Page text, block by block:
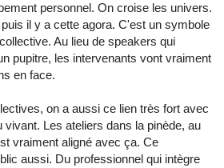
personnel. On croise les univers.
il y a cette agora. C'est un symbole
Au lieu de speakers qui
pupitre, les intervenants vont vraiment
en face.
on a aussi ce lien très fort avec
vivant. Les ateliers dans la pinède, au
vraiment aligné avec ça. Ce
aussi. Du professionnel qui intègre